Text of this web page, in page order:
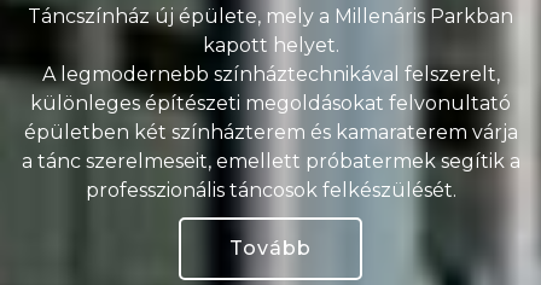
Táncszínház új épülete, mely a Millenáris Parkban
kapott helyet.
A legmodernebb színháztechnikával felszerelt,
különleges építészeti megoldásokat felvonultató
épületben két színházterem és kamaraterem várja
a tánc szerelmeseit, emellett próbatermek segítik a
professzionális táncosok felkészülését.
Tovább